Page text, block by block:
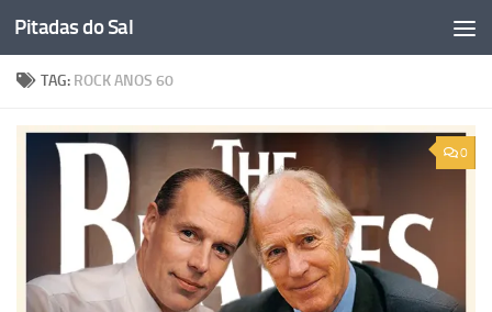
Skip to content
Pitadas do Sal
TAG: ROCK ANOS 60
0